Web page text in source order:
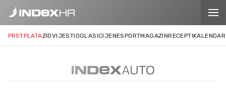
PRETPLATAZIDVIJESTIOGLASICIJENESPORTMAGAZINRECEPTIKALENDAR